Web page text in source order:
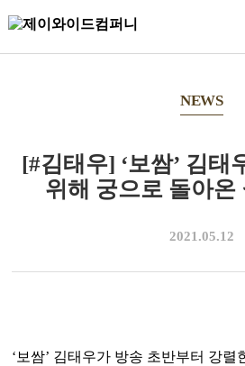
NEWS
[#김태우] ‘보쌈’ 김태
위해 궁으로 돌아온
2021.05.12
‘보쌈’ 김태우가 방송 초반부터 강렬